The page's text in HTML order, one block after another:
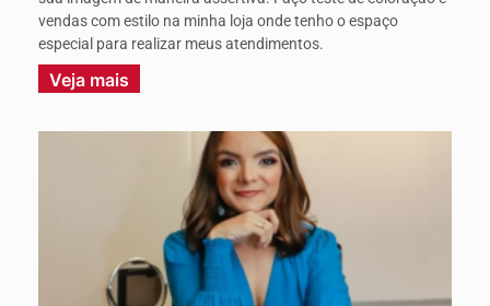
vendas com estilo na minha loja onde tenho o espaço
especial para realizar meus atendimentos.
Veja mais